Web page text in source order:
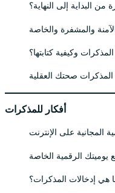
من البداية إلى النهاية؟
وكيفية كتابتها؟
صحتك العقلية
أفكار للمذكرات
المجانية على الإنترنت
يوميتك الرقمية الخاصة
هي إدخالات المذكرات؟